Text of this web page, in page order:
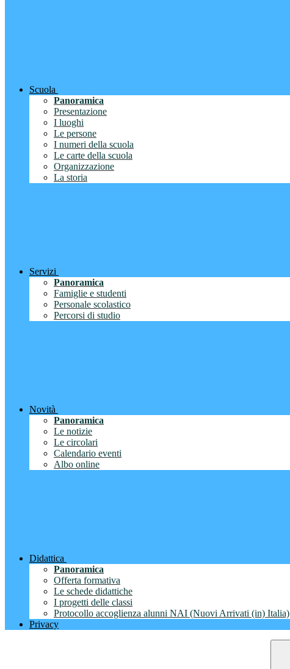
Scuola
Panoramica
Presentazione
I luoghi
Le persone
I numeri della scuola
Le carte della scuola
Organizzazione
La storia
Servizi
Panoramica
Famiglie e studenti
Personale scolastico
Percorsi di studio
Novità
Panoramica
Le notizie
Le circolari
Calendario eventi
Albo online
Didattica
Panoramica
Offerta formativa
Le schede didattiche
I progetti delle classi
Protocollo accoglienza alunni NAI (Nuovi Arrivati (in) Italia)
Privacy